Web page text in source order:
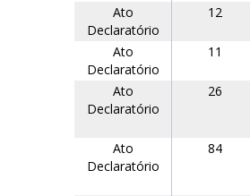
Ato
Declaratório
12
Ato
Declaratório
11
Ato
Declaratório
26
Ato
Declaratório
84